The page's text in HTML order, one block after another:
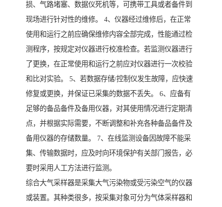
损、气路堵塞、数据仪死机等，可携带工具或者备件到
现场进行针对性的维修。 4、仪器经过维修后，在正常
使用和运行之前应确保维修内容全部完成，性能通过检
测程序，按规定对仪器进行校准检查。若监测仪器进行
了更换，在正常使用和运行之前应对仪器进行一次校验
和比对实验。 5、若数据存储/控制仪发生故障，应快速
修复或更换，并保证已采集的数据不丢失。 6、应备有
足够的备品备件及备用仪器，对其使用情况进行定期清
点，并根据实际需要，不断调整和补充各种备品备件及
备用仪器的存储数量。 7、在线监测设备因故障不能采
集、传输数据时，应及时向环境保护有关部门报告，必
要时采用人工方法进行监测。
综合大气采样器是采集大气污染物或受污染空气的仪器
或装置。其种类很多，按采集对象可分为气体采样器和